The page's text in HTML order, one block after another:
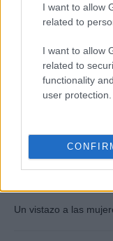
I want to allow
related to
I want to allow
related to
functionality
user protection.
Las 100
Un vistazo a las